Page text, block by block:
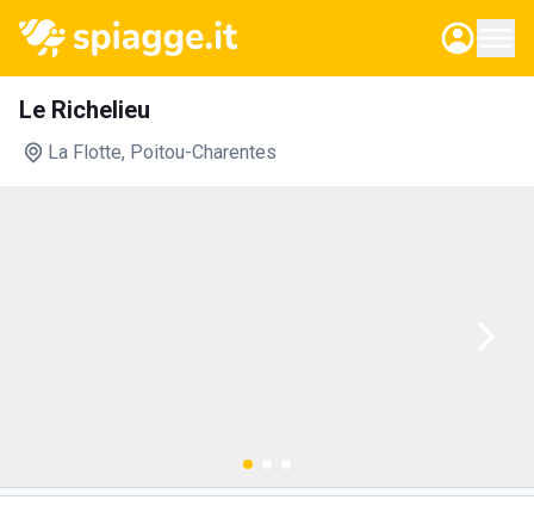
Le Richelieu
La Flotte, Poitou-Charentes